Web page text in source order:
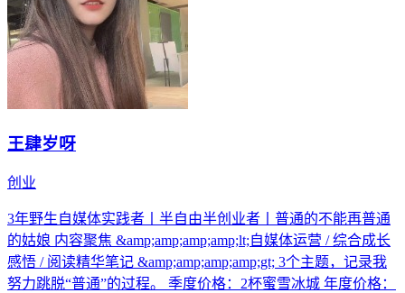
王肆岁呀
创业
3年野生自媒体实践者丨半自由半创业者丨普通的不能再普通
的姑娘 内容聚焦 &amp;amp;amp;amp;lt;自媒体运营 / 综合成长
感悟 / 阅读精华笔记 &amp;amp;amp;amp;gt; 3个主题，记录我
努力跳脱“普通”的过程。 季度价格：2杯蜜雪冰城 年度价格：